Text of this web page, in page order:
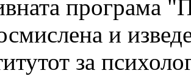
програма
и
за